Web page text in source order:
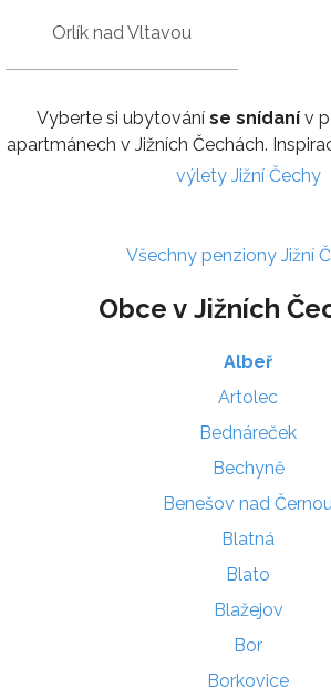
Orlík nad Vltavou
Vyberte si ubytování se snídanív
apartmánech v Jižních Čechách.
výlety Jižní Čechy
Všechny penziony Jižní
Obce v Jižních
Albeř
Artolec
Bednáreček
Bechyně
Benešov nad Černou
Blatná
Blato
Blažejov
Bor
Borkovice